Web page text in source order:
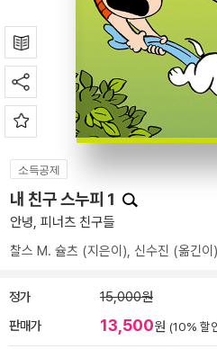
소득공제
내 친구 스누피 1
안녕, 피너츠 친구들
찰스 M. 슐츠 (지은이), 신수진 (옮긴
정가 15,000원
판매가 13,500원 (10% 할